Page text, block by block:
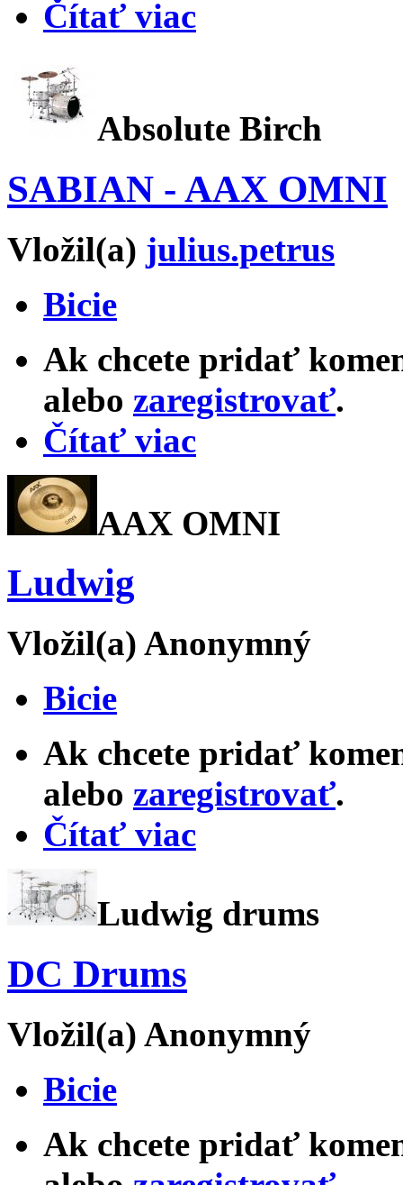
Čítať viac
Absolute Birch
SABIAN - AAX OMNI
Vložil(a) julius.petrus
Bicie
Ak chcete pridať
alebo zaregistrovať.
Čítať viac
AAX OMNI
Ludwig
Vložil(a) Anonymný
Bicie
Ak chcete pridať
alebo zaregistrovať.
Čítať viac
Ludwig drums
DC Drums
Vložil(a) Anonymný
Bicie
Ak chcete pridať